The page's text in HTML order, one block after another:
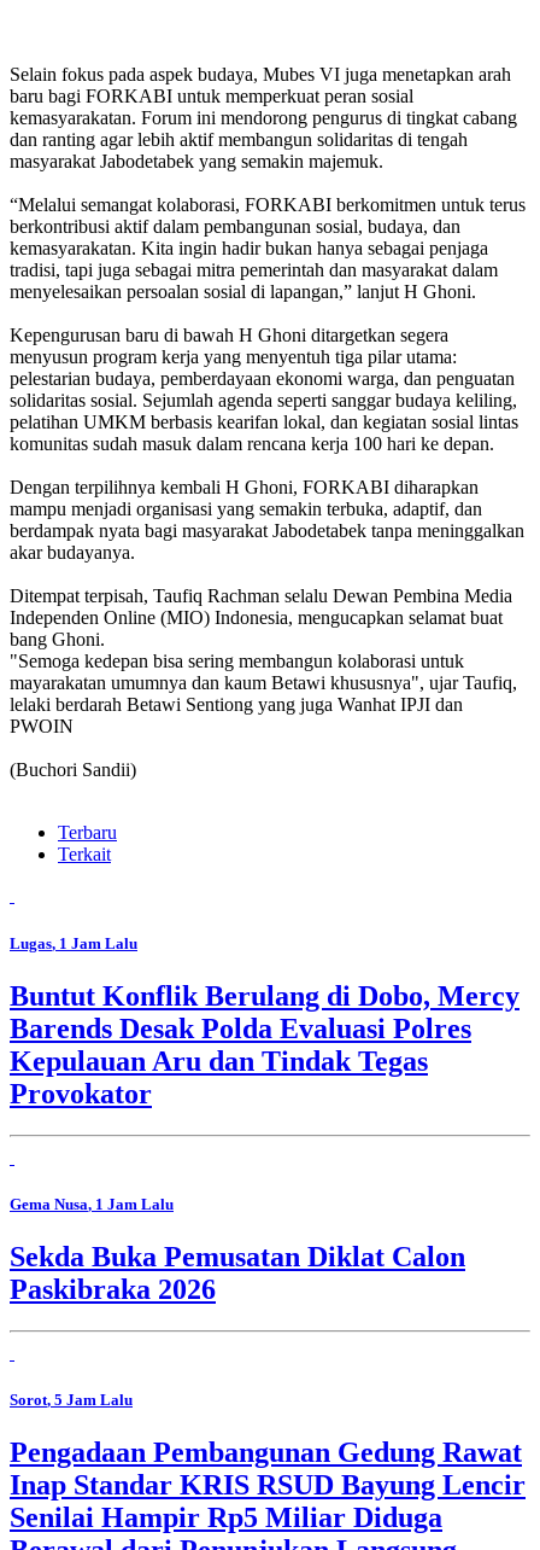
Selain fokus pada aspek budaya, Mubes VI juga menetapkan arah
baru bagi FORKABI untuk memperkuat peran sosial
kemasyarakatan. Forum ini mendorong pengurus di tingkat cabang
dan ranting agar lebih aktif membangun solidaritas di tengah
masyarakat Jabodetabek yang semakin majemuk.
“Melalui semangat kolaborasi, FORKABI berkomitmen untuk terus
berkontribusi aktif dalam pembangunan sosial, budaya, dan
kemasyarakatan. Kita ingin hadir bukan hanya sebagai penjaga
tradisi, tapi juga sebagai mitra pemerintah dan masyarakat dalam
menyelesaikan persoalan sosial di lapangan,” lanjut H Ghoni.
Kepengurusan baru di bawah H Ghoni ditargetkan segera
menyusun program kerja yang menyentuh tiga pilar utama:
pelestarian budaya, pemberdayaan ekonomi warga, dan penguatan
solidaritas sosial. Sejumlah agenda seperti sanggar budaya keliling,
pelatihan UMKM berbasis kearifan lokal, dan kegiatan sosial lintas
komunitas sudah masuk dalam rencana kerja 100 hari ke depan.
Dengan terpilihnya kembali H Ghoni, FORKABI diharapkan
mampu menjadi organisasi yang semakin terbuka, adaptif, dan
berdampak nyata bagi masyarakat Jabodetabek tanpa meninggalkan
akar budayanya.
Ditempat terpisah, Taufiq Rachman selalu Dewan Pembina Media
Independen Online (MIO) Indonesia, mengucapkan selamat buat
bang Ghoni.
"Semoga kedepan bisa sering membangun kolaborasi untuk
mayarakatan umumnya dan kaum Betawi khususnya", ujar Taufiq,
lelaki berdarah Betawi Sentiong yang juga Wanhat IPJI dan
PWOIN
(Buchori Sandii)
Terbaru
Terkait
Lugas, 1 Jam Lalu
Buntut Konflik Berulang di Dobo, Mercy
Barends Desak Polda Evaluasi Polres
Kepulauan Aru dan Tindak Tegas
Provokator
Gema Nusa, 1 Jam Lalu
Sekda Buka Pemusatan Diklat Calon
Paskibraka 2026
Sorot, 5 Jam Lalu
Pengadaan Pembangunan Gedung Rawat
Inap Standar KRIS RSUD Bayung Lencir
Senilai Hampir Rp5 Miliar Diduga